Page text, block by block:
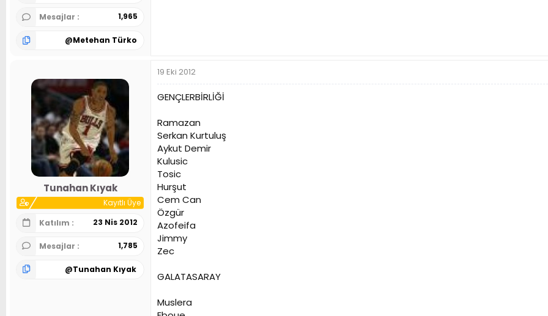
Mesajlar 1,965
@Metehan Türko
Tunahan Kıyak
Kayıtlı Üye
Katılım
23 Nis 2012
Mesajlar 1,785
@Tunahan Kıyak
19 Eki 2012
GENÇLERBİRLİĞİ
Ramazan
Serkan Kurtuluş
Aykut Demir
Kulusic
Tosic
Hurşut
Cem Can
Özgür
Azofeifa
Jimmy
Zec
GALATASARAY
Muslera